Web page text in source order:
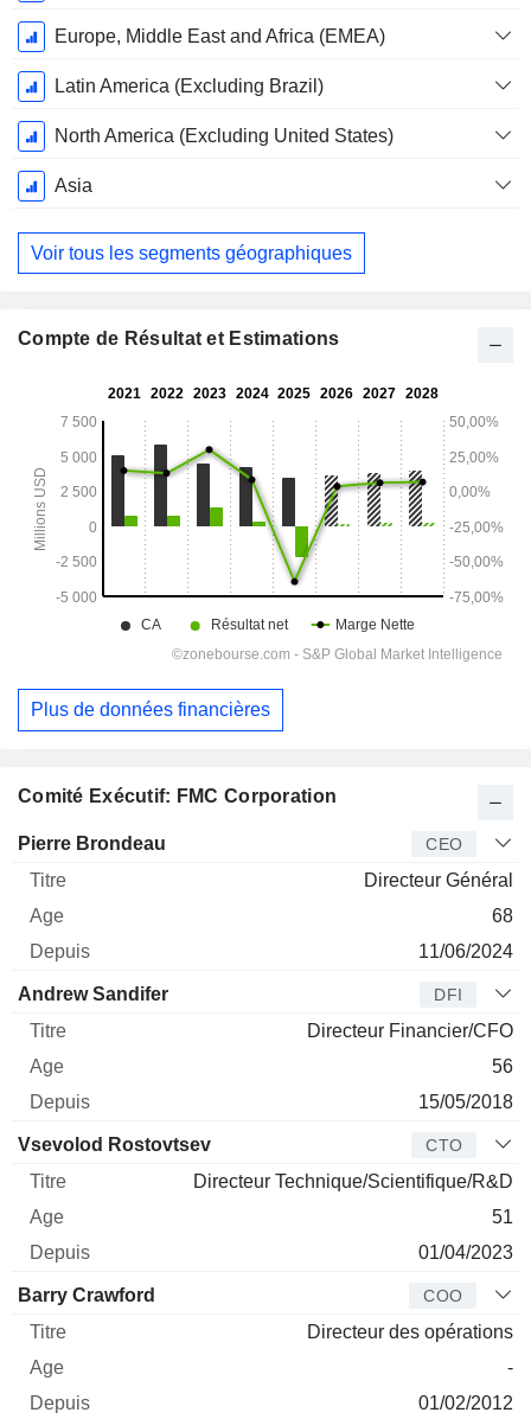
Europe, Middle East and Africa (EMEA)
Latin America (Excluding Brazil)
North America (Excluding United States)
Asia
Voir tous les segments géographiques
Comité Exécutif: FMC Corporation
Dirigeant Titre Age
Pierre Brondeau CEO
Directeur Général
68
11/06/2024
Andrew Sandifer DFI
Directeur Financier/CFO
56
15/05/2018
Vsevolod Rostovtsev CTO
Directeur Technique/Scientifique/R&D
51
01/04/2023
Barry Crawford COO
Directeur des opérations
-
01/02/2012
Compte de Résultat et Estimations
Plus de données financières